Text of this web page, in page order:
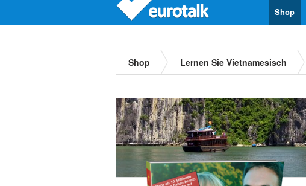
Shop
Shop Lernen Sie Vietnamesisch